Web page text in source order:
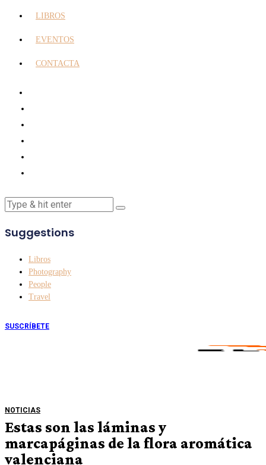
LIBROS
EVENTOS
CONTACTA
Suggestions
Libros
Photography
People
Travel
SUSCRÍBETE
NOTICIAS
Estas son las láminas y
marcapáginas de la flora aromática
valenciana